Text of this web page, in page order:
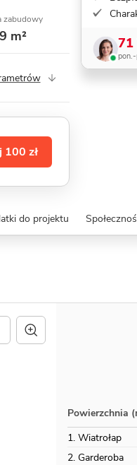
zabudowy
m²
100 zł
71
do projektu
Powierzchnia
1. Wiatrołap
2. Garderoba